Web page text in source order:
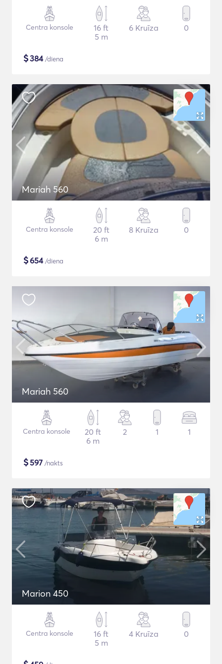
Centra konsole
16 ft
5 m
6 Kruīza 0
$384/diena
Mariah 560
Centra konsole
20 ft
6 m
8 Kruīza 0
$654/diena
Mariah 560
Centra konsole
20 ft
6 m
2 1 1
$597 /nakts
Marion 450
Centra konsole
16 ft
5 m
4 Kruīza 0